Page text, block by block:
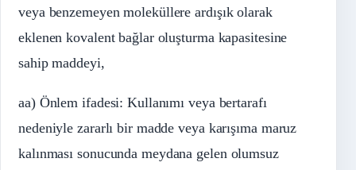
veya benzemeyen moleküllere ardışık olarak
eklenen kovalent bağlar oluşturma kapasitesine
sahip maddeyi,
aa) Önlem ifadesi: Kullanımı veya bertarafı
nedeniyle zararlı bir madde veya karışıma maruz
kalınması sonucunda meydana gelen olumsuz